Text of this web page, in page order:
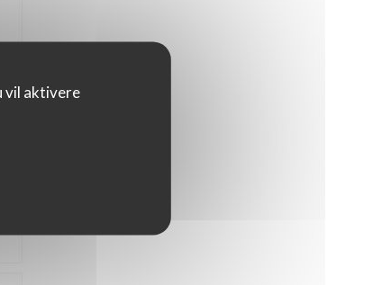
vil aktivere